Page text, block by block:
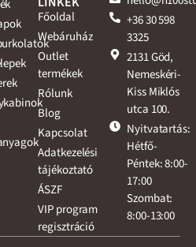
Főoldal
Webáruház
Outlet
termékek
Rólunk
Blog
Kapcsolat
Adatkezelési
tájékoztató
ÁSZF
VIP program
regisztráció
+36 30 598
3325
2131 Göd,
Nemeskéri-
Kiss Miklós
utca 100.
Nyitvatartás:
Hétfő-
Péntek: 8:00-
17:00
Szombat:
8:00-13:00